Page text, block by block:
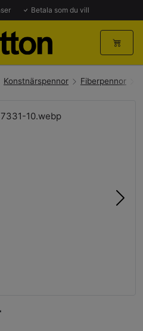
Betala som du vill
Konstnärspennor Fiberpennor
Nästa